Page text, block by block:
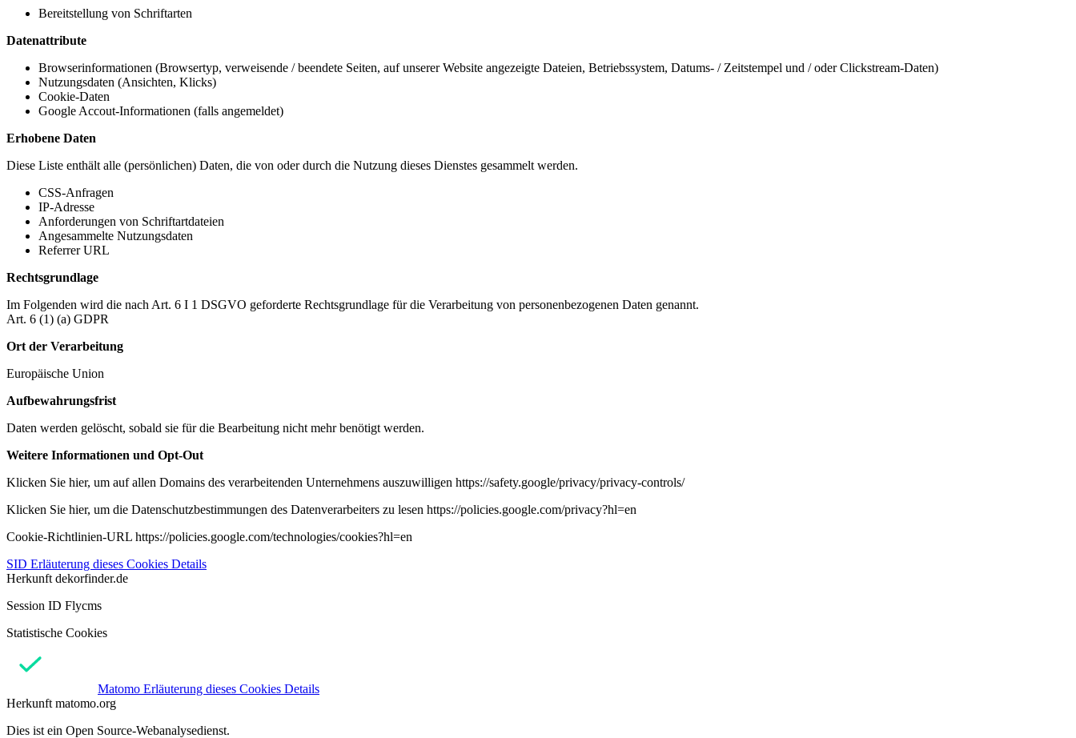
Bereitstellung von Schriftarten
Datenattribute
Browserinformationen (Browsertyp, verweisende / beendete Seiten, auf unserer Website angezeigte Dateien, Betriebssystem, Datums- / Zeitstempel und / oder Clickstream-Daten)
Nutzungsdaten (Ansichten, Klicks)
Cookie-Daten
Google Accout-Informationen (falls angemeldet)
Erhobene Daten
Diese Liste enthält alle (persönlichen) Daten, die von oder durch die Nutzung dieses Dienstes gesammelt werden.
CSS-Anfragen
IP-Adresse
Anforderungen von Schriftartdateien
Angesammelte Nutzungsdaten
Referrer URL
Rechtsgrundlage
Im Folgenden wird die nach Art. 6 I 1 DSGVO geforderte Rechtsgrundlage für die Verarbeitung von personenbezogenen Daten genannt.
Art. 6 (1) (a) GDPR
Ort der Verarbeitung
Europäische Union
Aufbewahrungsfrist
Daten werden gelöscht, sobald sie für die Bearbeitung nicht mehr benötigt werden.
Weitere Informationen und Opt-Out
Klicken Sie hier, um auf allen Domains des verarbeitenden Unternehmens auszuwilligen https://safety.google/privacy/privacy-controls/
Klicken Sie hier, um die Datenschutzbestimmungen des Datenverarbeiters zu lesen https://policies.google.com/privacy?hl=en
Cookie-Richtlinien-URL https://policies.google.com/technologies/cookies?hl=en
SID Erläuterung dieses Cookies Details
Herkunft dekorfinder.de
Session ID Flycms
Statistische Cookies
Matomo Erläuterung dieses Cookies Details
Herkunft matomo.org
Dies ist ein Open Source-Webanalysedienst.